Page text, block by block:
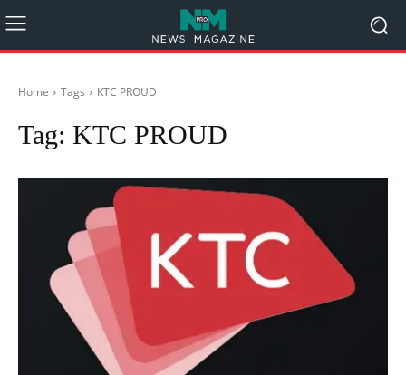
Home Tags KTC PROUD
Tag: KTC PROUD